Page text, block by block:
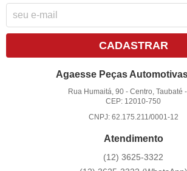
CADASTRAR
Agaesse Peças
Rua Humaitá, 90 -Centro, Taubaté
CEP: 12010-750
CNPJ: 62.175.211/0001-12
Atendimento
(12) 3625-3322